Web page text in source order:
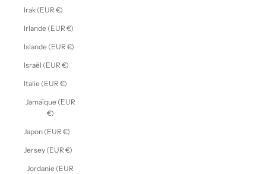
Irak (EUR €)
Irlande (EUR €)
Islande (EUR €)
Israël (EUR €)
Italie (EUR €)
Jamaïque (EUR
€)
Japon (EUR €)
Jersey (EUR €)
Jordanie (EUR